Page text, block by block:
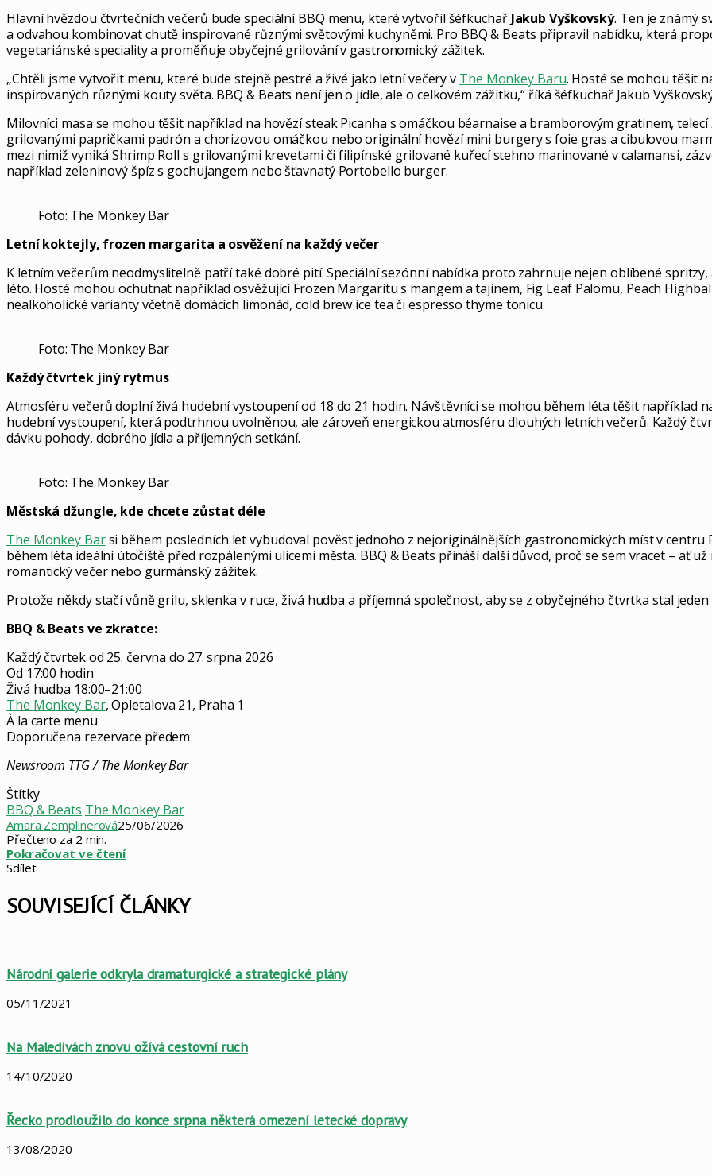
Hlavní hvězdou čtvrtečních večerů bude speciální BBQ menu, které vytvořil šéfkuchař Jakub Vyškovský. Ten je známý
a odvahou kombinovat chutě inspirované různými světovými kuchyněmi. Pro BBQ & Beats připravil nabídku, která
vegetariánské speciality a proměňuje obyčejné grilování v gastronomický zážitek.
„Chtěli jsme vytvořit menu, které bude stejně pestré a živé jako letní večery v The Monkey Baru. Hosté se mohou těšit
inspirovaných různými kouty světa. BBQ & Beats není jen o jídle, ale o celkovém zážitku,“ říká šéfkuchař Jakub
Milovníci masa se mohou těšit například na hovězí steak Picanha s omáčkou béarnaise a bramborovým gratinem,
grilovanými papričkami padrón a chorizovou omáčkou nebo originální hovězí mini burgery s foie gras a cibulovou
mezi nimiž vyniká Shrimp Roll s grilovanými krevetami či filipínské grilované kuřecí stehno marinované v calamansi,
například zeleninový špíz s gochujangem nebo šťavnatý Portobello burger.
Foto: The Monkey Bar
Letní koktejly, frozen margarita a osvěžení na každý večer
K letním večerům neodmyslitelně patří také dobré pití. Speciální sezónní nabídka proto zahrnuje nejen oblíbené
léto. Hosté mohou ochutnat například osvěžující Frozen Margaritu s mangem a tajinem, Fig Leaf Palomu, Peach
nealkoholické varianty včetně domácích limonád, cold brew ice tea či espresso thyme tonicu.
Foto: The Monkey Bar
Každý čtvrtek jiný rytmus
Atmosféru večerů doplní živá hudební vystoupení od 18 do 21 hodin. Návštěvníci se mohou během léta těšit například
hudební vystoupení, která podtrhnou uvolněnou, ale zároveň energickou atmosféru dlouhých letních večerů. Každý
dávku pohody, dobrého jídla a příjemných setkání.
Foto: The Monkey Bar
Městská džungle, kde chcete zůstat déle
The Monkey Barsi během posledních let vybudoval pověst jednoho z nejoriginálnějších gastronomických míst v centru
během léta ideální útočiště před rozpálenými ulicemi města. BBQ & Beats přináší další důvod, proč se sem vracet – ať
romantický večer nebo gurmánský zážitek.
Protože někdy stačí vůně grilu, sklenka v ruce, živá hudba a příjemná společnost, aby se z obyčejného čtvrtka stal
BBQ & Beats ve zkratce:
Každý čtvrtek od 25. června do 27. srpna 2026
Od 17:00 hodin
Živá hudba 18:00–21:00
The Monkey Bar, Opletalova 21, Praha 1
À la carte menu
Doporučena rezervace předem
Newsroom TTG / The Monkey Bar
Štítky
BBQ & Beats The Monkey Bar
Amara Zemplinerová25/06/2026
Přečteno za 2 min.
Pokračovat ve čtení
Sdílet
mailem
SOUVISEJÍCÍ ČLÁNKY
Národní galerie odkryla dramaturgické a strategické plány
05/11/2021
Na Maledivách znovu ožívá cestovní ruch
14/10/2020
Řecko prodloužilo do konce srpna některá omezení letecké dopravy
13/08/2020